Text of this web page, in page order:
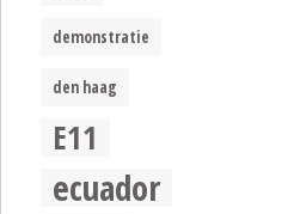
demonstratie
den haag
E11
ecuador